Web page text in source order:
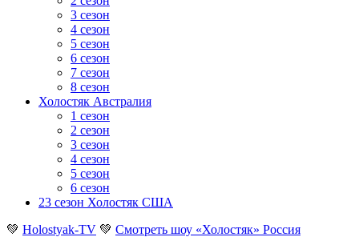
3 сезон
4 сезон
5 сезон
6 сезон
7 сезон
8 сезон
Холостяк Австралия
1 сезон
2 сезон
3 сезон
4 сезон
5 сезон
6 сезон
23 сезон Холостяк США
💚 Holostyak-TV 💚 Смотреть шоу «Холостяк» Россия